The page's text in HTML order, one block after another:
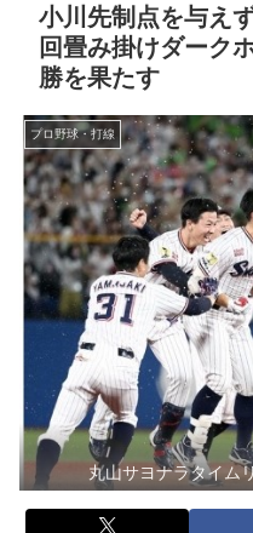
小川先制点を与え
回畳み掛けダーク
勝を果たす
プロ野球・打線
丸山サヨナラタイム